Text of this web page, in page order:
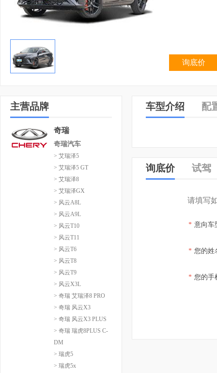
询底价
主营品牌
奇瑞
奇瑞汽车
> 艾瑞泽5
> 艾瑞泽5 GT
> 艾瑞泽8
> 艾瑞泽GX
> 风云A8L
> 风云A9L
> 风云T10
> 风云T11
> 风云T6
> 风云T8
> 风云T9
> 风云X3L
> 奇瑞 艾瑞泽8 PRO
> 奇瑞 风云X3
> 奇瑞 风云X3 PLUS
> 奇瑞 瑞虎8PLUS C-
DM
> 瑞虎5
> 瑞虎5x
车型介绍 配
询底价 试驾
请填写
* 意向车
* 您的姓
* 您的手